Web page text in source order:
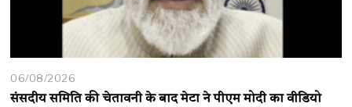
06/08/2026
संसदीय समिति की चेतावनी के बाद मेटा ने पीएम मोदी का वीडियो